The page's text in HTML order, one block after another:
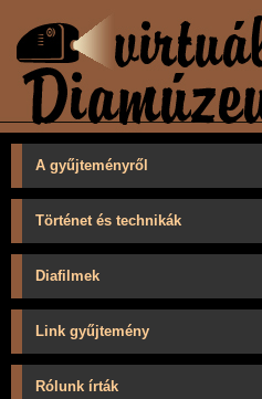
A gyűjteményről
Történet és technikák
Diafilmek
Link gyűjtemény
Rólunk írták